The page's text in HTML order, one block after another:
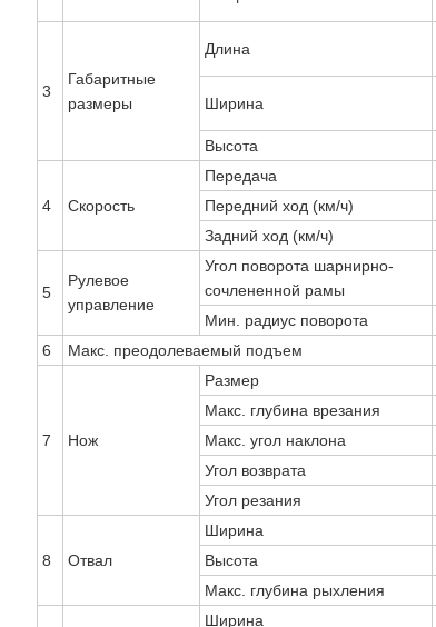
3
Габаритные
размеры
Длина
Ширина
Высота
4 Скорость
Передача
Передний ход (км/ч)
Задний ход (км/ч)
5
Рулевое
управление
Угол поворота шарнирно-
сочлененной рамы
Мин. радиус поворота
6
Макс. преодолеваемый подъем
7 Нож
Размер
Макс. глубина врезания
Макс. угол наклона
Угол возврата
Угол резания
8 Отвал
Ширина
Высота
Макс. глубина рыхления
Ширина